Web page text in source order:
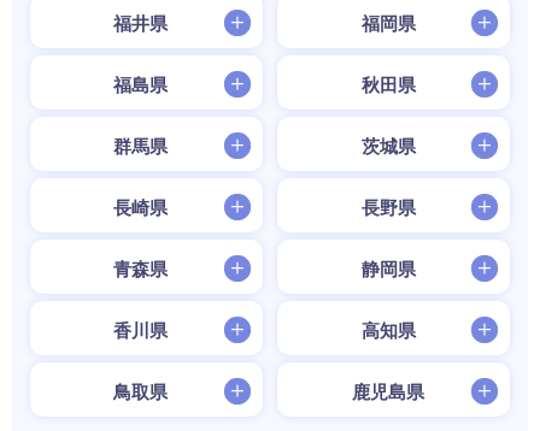
福井県 福岡県
福島県 秋田県
群馬県 茨城県
長崎県 長野県
青森県 静岡県
香川県 高知県
鳥取県 鹿児島県